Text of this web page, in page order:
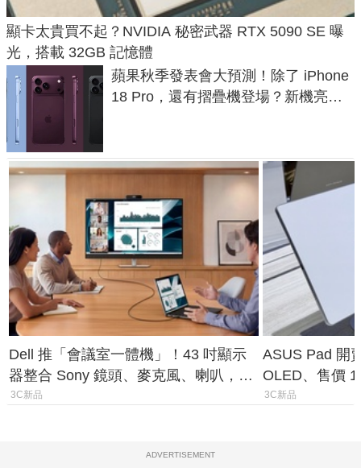
顯卡太貴買不起？NVIDIA 秘密武器 RTX 5090 SE 曝
光，搭載 32GB 記憶體
蘋果秋季發表會大預測！除了 iPhone
18 Pro，還有摺疊機登場？新機亮點
Dell 推「會議室一體機」！43 吋顯示
器整合 Sony 鏡頭、麥克風、喇叭，一
條 USB-C 就能開會
3C新品
ASUS Pad 開
OLED、售價
費最低 0 元入
3C新品
ADVERTISEMENT